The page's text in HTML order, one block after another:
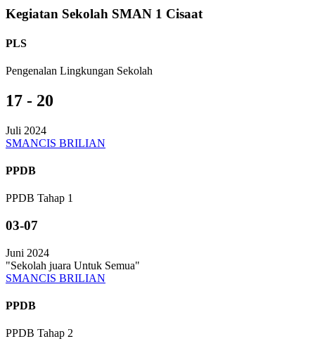
Kegiatan Sekolah SMAN 1 Cisaat
PLS
Pengenalan Lingkungan Sekolah
17 - 20
Juli 2024
SMANCIS BRILIAN
PPDB
PPDB Tahap 1
03-07
Juni 2024
"Sekolah juara Untuk Semua"
SMANCIS BRILIAN
PPDB
PPDB Tahap 2